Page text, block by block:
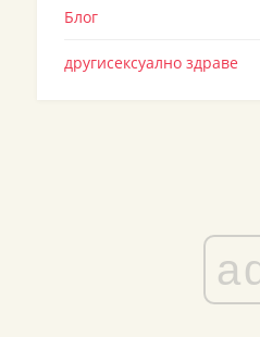
Блог
другисексуално здраве